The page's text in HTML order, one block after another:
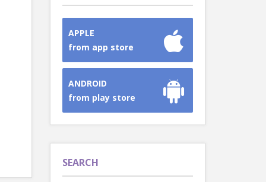
APPLE
from app store
ANDROID
from play store
SEARCH